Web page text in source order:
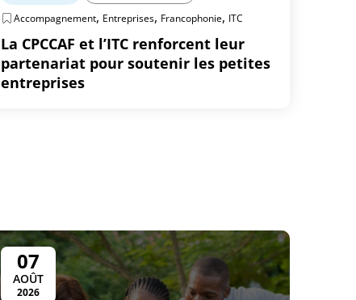
Accompagnement, Entreprises, Francophonie, ITC
La CPCCAF et l’ITC renforcent leur
partenariat pour soutenir les petites
entreprises
07
AOÛT
2026